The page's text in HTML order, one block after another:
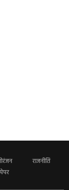
राजनीति